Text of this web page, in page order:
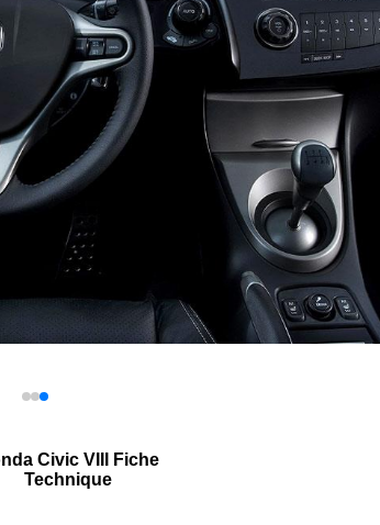
Civic VIII Fiche
Technique